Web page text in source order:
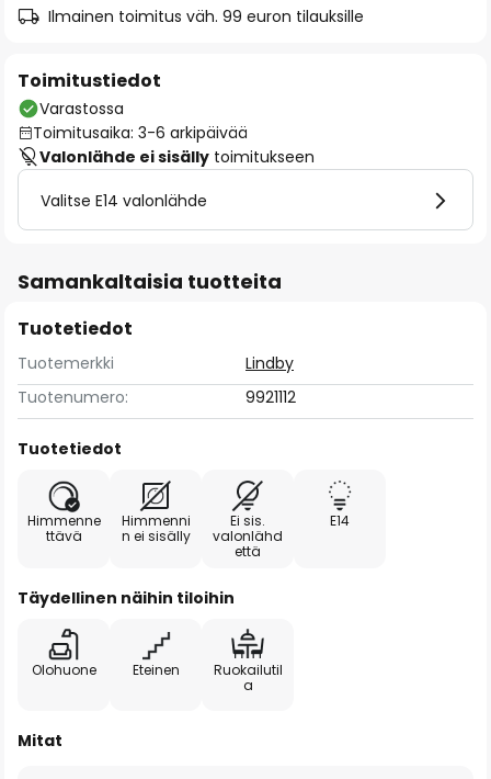
Ilmainen toimitus väh. 99 euron tilauksille
Toimitustiedot
Varastossa
Toimitusaika: 3-6 arkipäivää
Valonlähde ei sisälly toimitukseen
Valitse E14 valonlähde
Samankaltaisia tuotteita
Tuotetiedot
Tuotemerkki
Lindby
Tuotenumero:
9921112
Tuotetiedot
Himmenne
ttävä
Himmenni
n ei sisälly
Ei sis.
valonlähd
että
E14
Täydellinen näihin tiloihin
Olohuone Eteinen
Ruokailutil
a
Mitat